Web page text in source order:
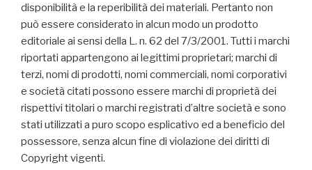
disponibilità e la reperibilità dei materiali. Pertanto non
può essere considerato in alcun modo un prodotto
editoriale ai sensi della L. n. 62 del 7/3/2001. Tutti i marchi
riportati appartengono ai legittimi proprietari; marchi di
terzi, nomi di prodotti, nomi commerciali, nomi corporativi
e società citati possono essere marchi di proprietà dei
rispettivi titolari o marchi registrati d’altre società e sono
stati utilizzati a puro scopo esplicativo ed a beneficio del
possessore, senza alcun fine di violazione dei diritti di
Copyright vigenti.